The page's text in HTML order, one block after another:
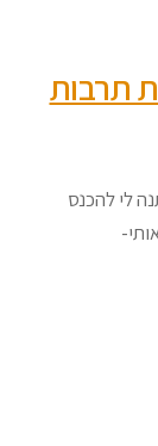
תרבות
לי להכנס